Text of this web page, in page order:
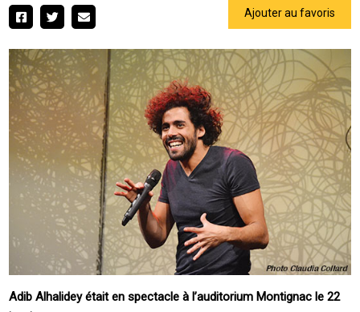
Ajouter au favoris
Adib Alhalidey était en spectacle à l’auditorium Montignac le 22